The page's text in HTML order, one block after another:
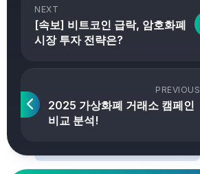
NEXT
[속보] 비트코인 급락, 암호화폐
시장 투자 전략은?
PREVIOUS
2025 가상화폐 거래소 캠페인
비교 분석!